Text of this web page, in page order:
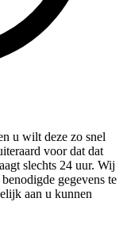
u wilt deze zo snel
voor dat dat
slechts 24 uur. Wij
gegevens te
aan u kunnen